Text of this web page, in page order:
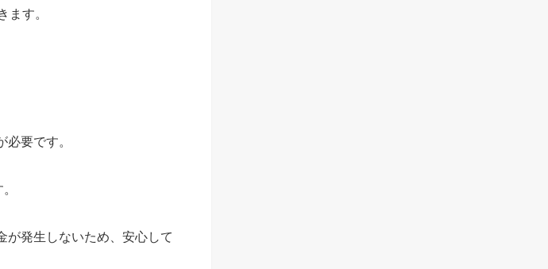
ます。
要です。
が発生しないため、安心して